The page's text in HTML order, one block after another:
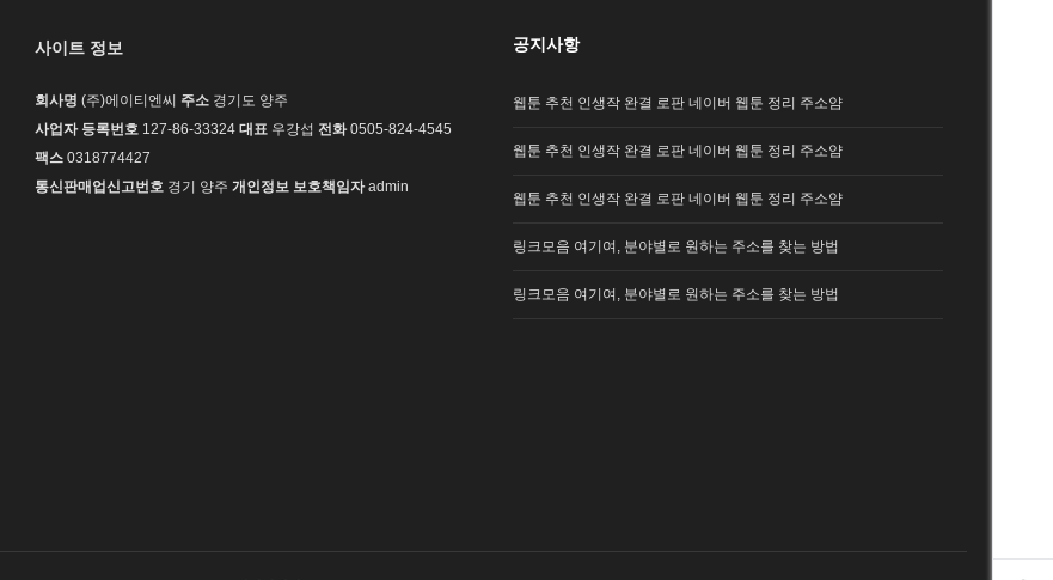
사이트 정보
회사명 (주)에이티엔씨 주소 경기도 양주
사업자 등록번호 127-86-33324 대표 우강섭 전화0505-824-4545
팩스 0318774427
통신판매업신고번호 경기 양주 개인정보 보호책임자admin
공지사항
웹툰 추천 인생작 완결 로판 네이버 웹툰 정리 주소얌
웹툰 추천 인생작 완결 로판 네이버 웹툰 정리 주소얌
웹툰 추천 인생작 완결 로판 네이버 웹툰 정리 주소얌
링크모음 여기여, 분야별로 원하는 주소를 찾는 방법
링크모음 여기여, 분야별로 원하는 주소를 찾는 방법